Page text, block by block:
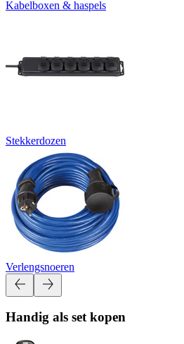
Kabelboxen & haspels
Stekkerdozen
Verlengsnoeren
Handig als set kopen